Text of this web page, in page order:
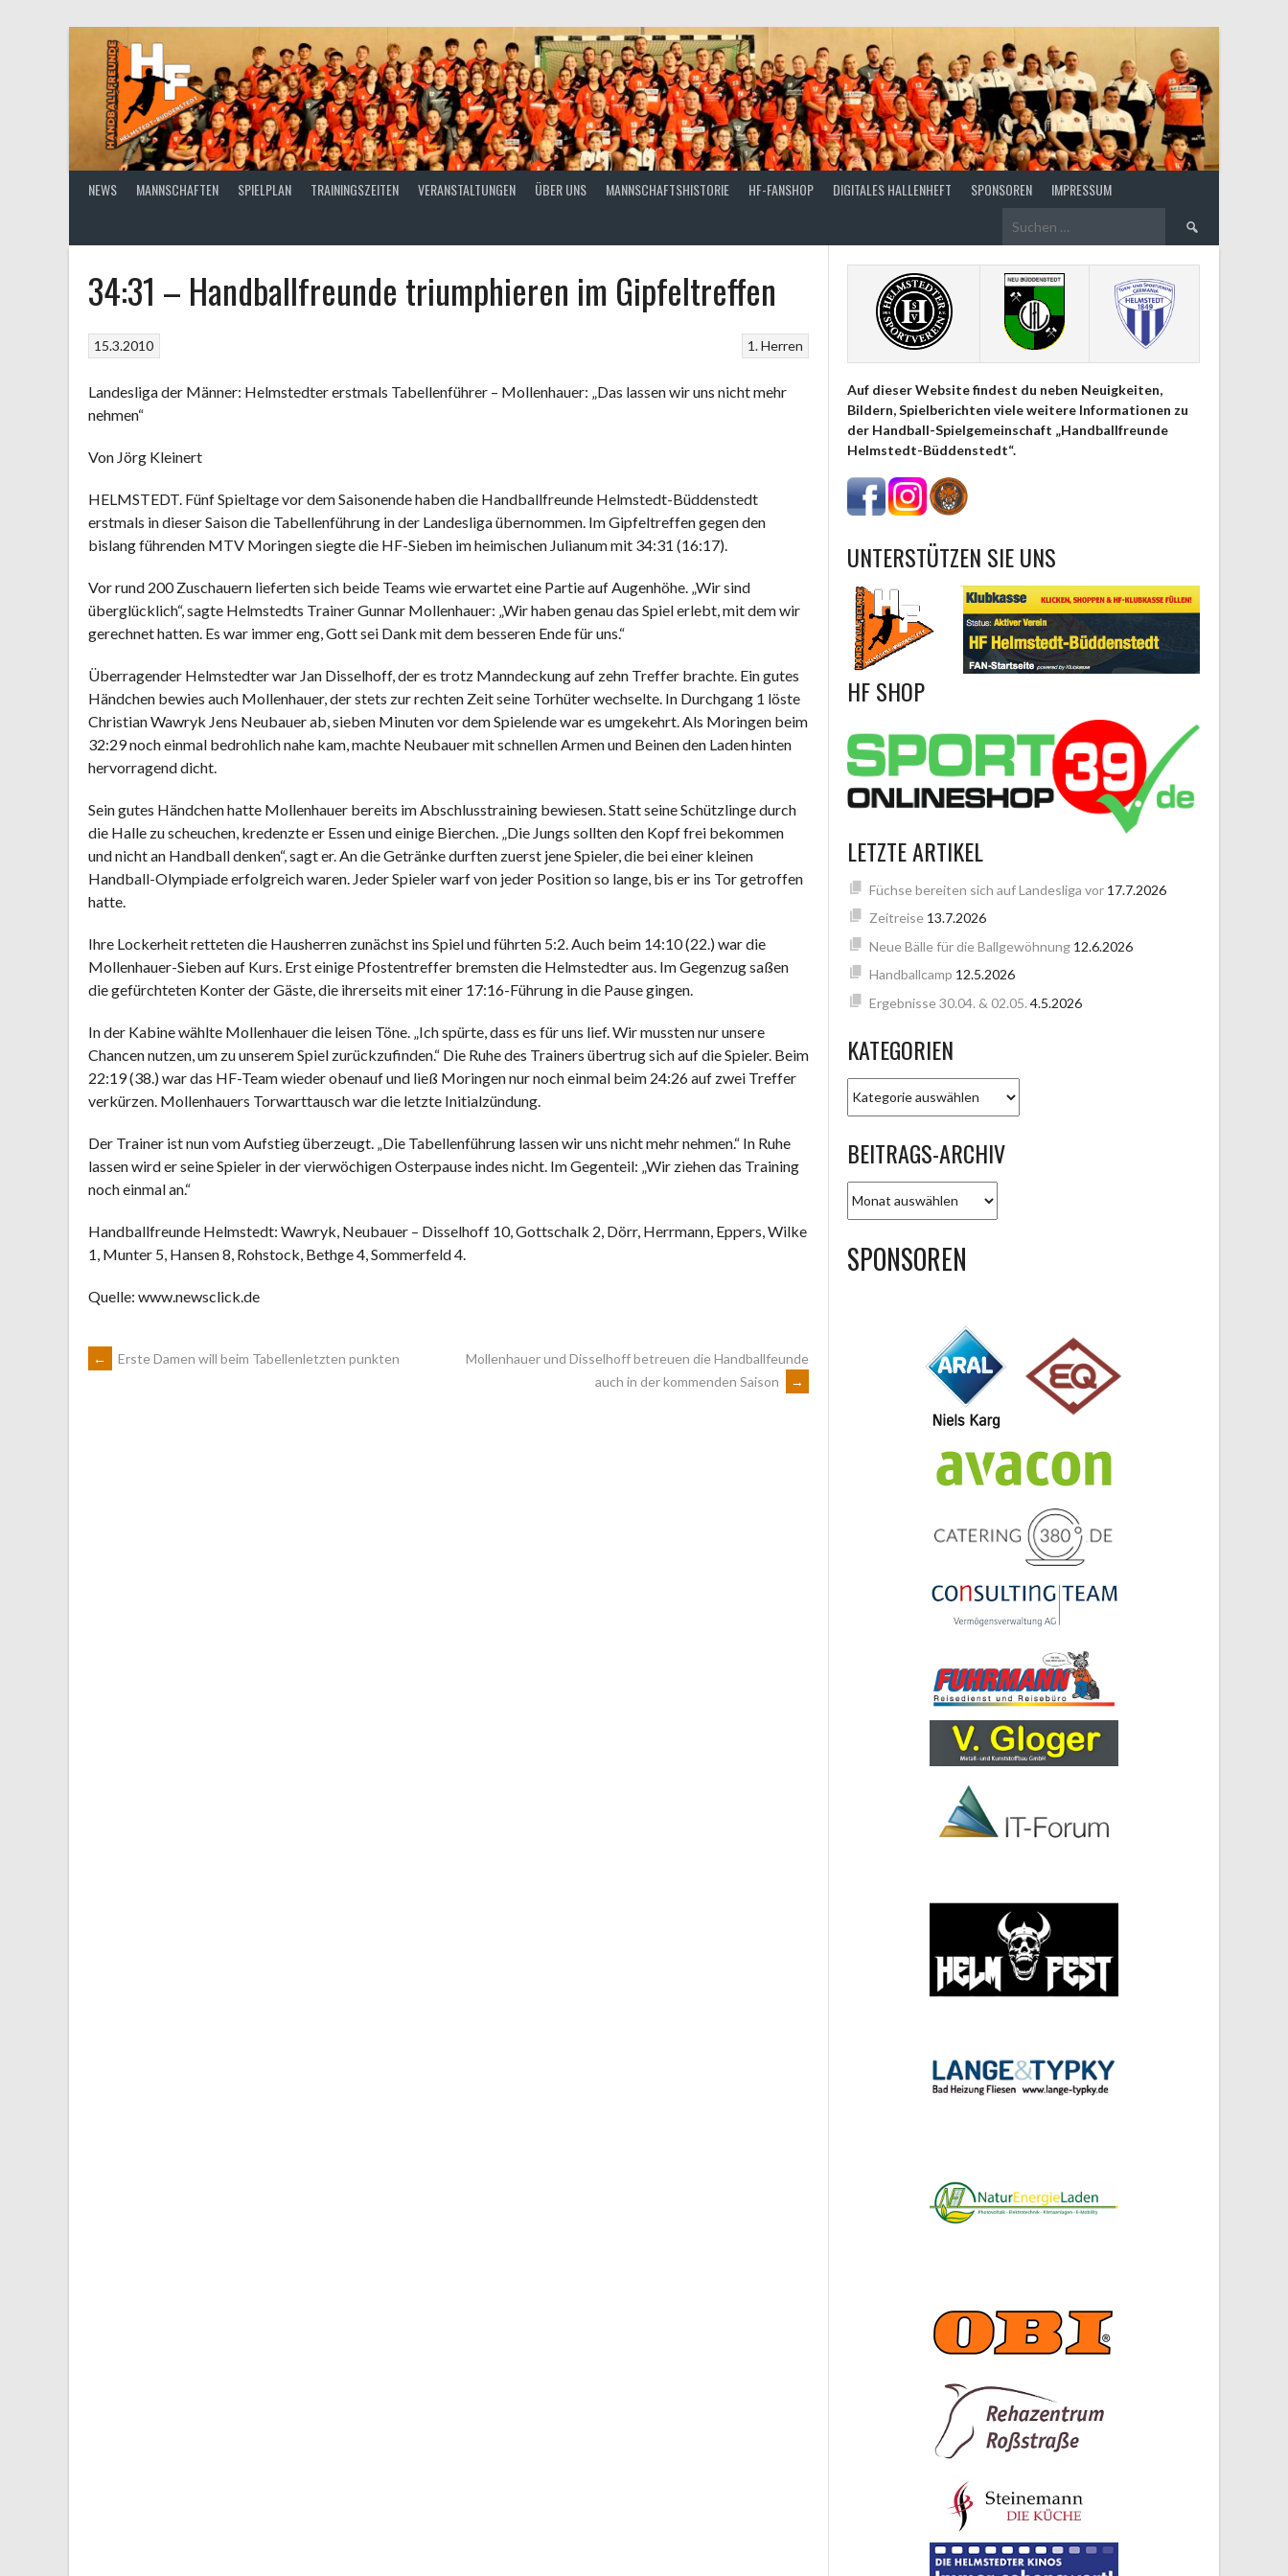
NEWS MANNSCHAFTEN SPIELPLAN TRAININGSZEITEN VERANSTALTUNGEN ÜBER UNS MANNSCHAFTSHISTORIE HF-FANSHOP DIGITALES HALLENHEFT SPONSOREN IMPRESSUM
Suchen
34:31 – Handballfreunde triumphieren im Gipfeltreffen
1. Herren
15.3.2010
Landesliga der Männer: Helmstedter erstmals Tabellenführer – Mollenhauer: „Das lassen wir uns nicht mehr
nehmen“
Von Jörg Kleinert
HELMSTEDT. Fünf Spieltage vor dem Saisonende haben die Handballfreunde Helmstedt-Büddenstedt
erstmals in dieser Saison die Tabellenführung in der Landesliga übernommen. Im Gipfeltreffen gegen den
bislang führenden MTV Moringen siegte die HF-Sieben im heimischen Julianum mit 34:31 (16:17).
Vor rund 200 Zuschauern lieferten sich beide Teams wie erwartet eine Partie auf Augenhöhe. „Wir sind
überglücklich“, sagte Helmstedts Trainer Gunnar Mollenhauer: „Wir haben genau das Spiel erlebt, mit dem wir
gerechnet hatten. Es war immer eng, Gott sei Dank mit dem besseren Ende für uns.“
Überragender Helmstedter war Jan Disselhoff, der es trotz Manndeckung auf zehn Treffer brachte. Ein gutes
Händchen bewies auch Mollenhauer, der stets zur rechten Zeit seine Torhüter wechselte. In Durchgang 1 löste
Christian Wawryk Jens Neubauer ab, sieben Minuten vor dem Spielende war es umgekehrt. Als Moringen beim
32:29 noch einmal bedrohlich nahe kam, machte Neubauer mit schnellen Armen und Beinen den Laden hinten
hervorragend dicht.
Sein gutes Händchen hatte Mollenhauer bereits im Abschlusstraining bewiesen. Statt seine Schützlinge durch
die Halle zu scheuchen, kredenzte er Essen und einige Bierchen. „Die Jungs sollten den Kopf frei bekommen
und nicht an Handball denken“, sagt er. An die Getränke durften zuerst jene Spieler, die bei einer kleinen
Handball-Olympiade erfolgreich waren. Jeder Spieler warf von jeder Position so lange, bis er ins Tor getroffen
hatte.
Ihre Lockerheit retteten die Hausherren zunächst ins Spiel und führten 5:2. Auch beim 14:10 (22.) war die
Mollenhauer-Sieben auf Kurs. Erst einige Pfostentreffer bremsten die Helmstedter aus. Im Gegenzug saßen
die gefürchteten Konter der Gäste, die ihrerseits mit einer 17:16-Führung in die Pause gingen.
In der Kabine wählte Mollenhauer die leisen Töne. „Ich spürte, dass es für uns lief. Wir mussten nur unsere
Chancen nutzen, um zu unserem Spiel zurückzufinden.“ Die Ruhe des Trainers übertrug sich auf die Spieler. Beim
22:19 (38.) war das HF-Team wieder obenauf und ließ Moringen nur noch einmal beim 24:26 auf zwei Treffer
verkürzen. Mollenhauers Torwarttausch war die letzte Initialzündung.
Der Trainer ist nun vom Aufstieg überzeugt. „Die Tabellenführung lassen wir uns nicht mehr nehmen.“ In Ruhe
lassen wird er seine Spieler in der vierwöchigen Osterpause indes nicht. Im Gegenteil: „Wir ziehen das Training
noch einmal an.“
Handballfreunde Helmstedt: Wawryk, Neubauer – Disselhoff 10, Gottschalk 2, Dörr, Herrmann, Eppers, Wilke
1, Munter 5, Hansen 8, Rohstock, Bethge 4, Sommerfeld 4.
Quelle: www.newsclick.de
ARTIKEL-
← Erste Damen will beim Tabellenletzten punkten
Mollenhauer und Disselhoff betreuen die Handballfeunde
auch in der kommenden Saison
→
Auf dieser Website findest du neben Neuigkeiten,
Bildern, Spielberichten viele weitere Informationen zu
der Handball-Spielgemeinschaft „Handballfreunde
Helmstedt-Büddenstedt“.
UNTERSTÜTZEN SIE UNS
HF SHOP
LETZTE ARTIKEL
Füchse bereiten sich auf Landesliga vor 17.7.2026
Zeitreise 13.7.2026
Neue Bälle für die Ballgewöhnung 12.6.2026
Handballcamp 12.5.2026
Ergebnisse 30.04. & 02.05. 4.5.2026
KATEGORIEN
BEITRAGS-ARCHIV
ARCHIV
SPONSOREN